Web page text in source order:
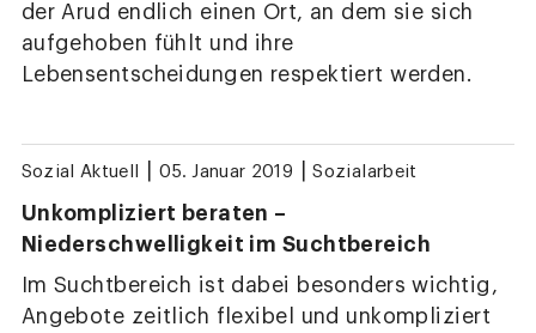
der Arud endlich einen Ort, an dem sie sich
aufgehoben fühlt und ihre
Lebensentscheidungen respektiert werden.
Sozial Aktuell 05. Januar 2019 Sozialarbeit
Unkompliziert beraten –
Niederschwelligkeit im Suchtbereich
Im Suchtbereich ist dabei besonders wichtig,
Angebote zeitlich flexibel und unkompliziert